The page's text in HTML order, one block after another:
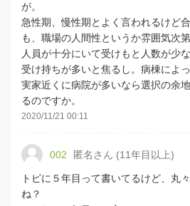
が。
急性期、慢性期とよく言われるけど
も、職場の人間性というか雰囲気次第
人員が十分にいて受けもと人数が少
受け持ちが多いと焦るし。病棟によ
実家近くに病院が多いなら選択の余
るのですか。
2020/11/21 00:11
002 匿名さん (11年目以上)
トピに５年目って書いてるけど、丸
ね？